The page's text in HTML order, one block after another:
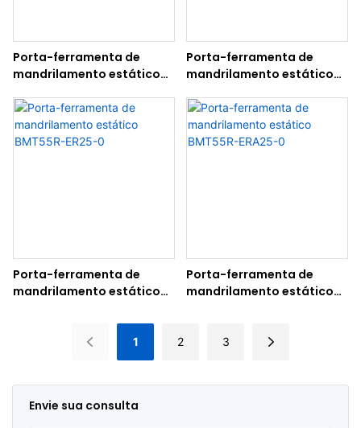
Envie sua consulta
Porta-ferramenta de
mandrilamento estático
Porta-ferramenta de
mandrilamento estático
Porta-ferramenta de
mandrilamento estático
Porta-ferramenta de
mandrilamento estático
1 2 3